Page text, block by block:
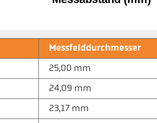
Messfelddurchmesser
25,00 mm
24,09 mm
23,17 mm